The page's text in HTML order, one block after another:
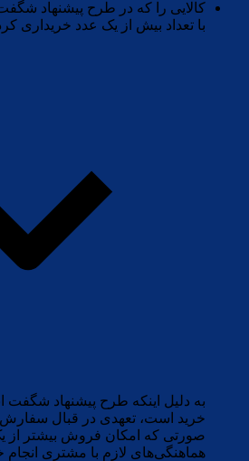
کالایی را که در طرح پیشنهاد
با تعداد بیش از یک عدد خریداری
به دلیل اینکه طرح پیشنهاد شگفت
خرید است، تعهدی در قبال
صورتی که امکان فروش بیشتر از
هماهنگی‏‌های لازم با مشتری انجام